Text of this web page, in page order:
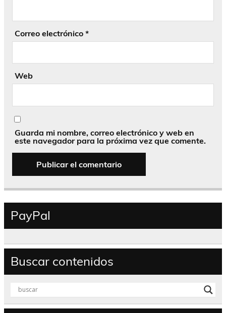
Correo electrónico *
Web
Guarda mi nombre, correo electrónico y web en
este navegador para la próxima vez que comente.
PayPal
Buscar contenidos